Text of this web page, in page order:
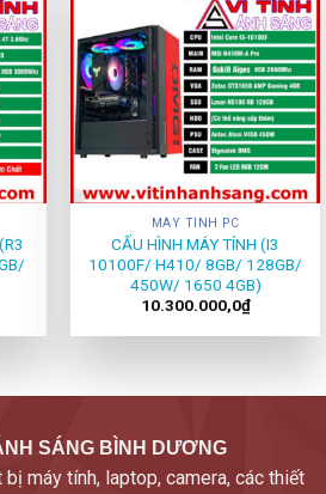
MÁY TÍNH PC
CẤU HÌNH MÁY TÍNH (I3
10100F/ H410/ 8GB/ 128GB/
450W/ 1650 4GB)
10.300.000,0₫
SÁNG BÌNH DƯƠNG
bị máy tính, laptop, camera, các thiết